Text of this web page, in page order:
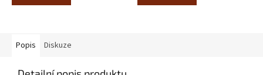
Popis Diskuze